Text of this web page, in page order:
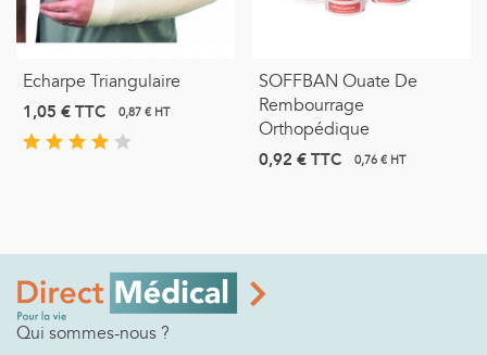
Echarpe Triangulaire
1,05 €TTC 0,87 € HT
SOFFBAN Ouate De
Rembourrage
Orthopédique
0,92 €TTC 0,76 € HT
Qui sommes-nous ?